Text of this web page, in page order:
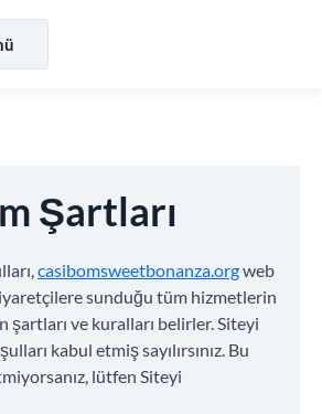
Şartları
casibomsweetbonanza.orgweb
sunduğu tüm hizmetlerin
şartları ve kuralları belirler. Siteyi
kabul etmiş sayılırsınız. Bu
lütfen Siteyi